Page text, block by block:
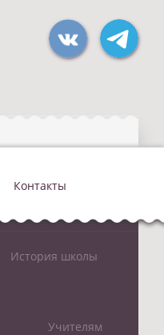
Контакты
История школы
Учителям